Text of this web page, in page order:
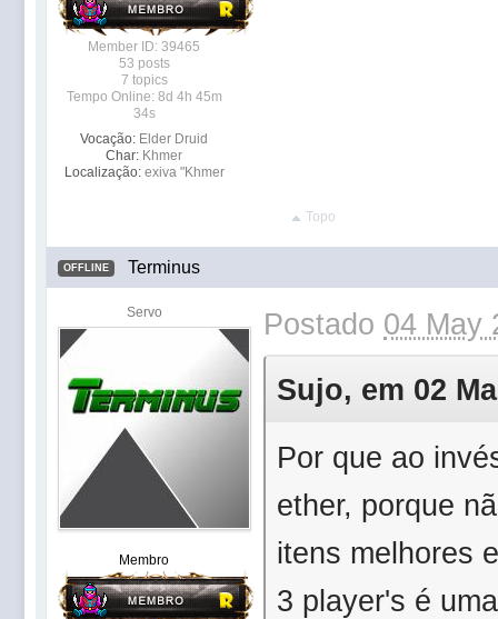
Member ID: 39465
53 posts
7 topics
Tempo Online: 8d 4h 45m
34s
Vocação: Elder Druid
Char: Khmer
Localização: exiva "Khmer
Topo
OFFLINE Terminus
Servo
Membro
Postado 04 May
Sujo, em 02
Por que ao
ether, porque
itens melhores
3 player's é